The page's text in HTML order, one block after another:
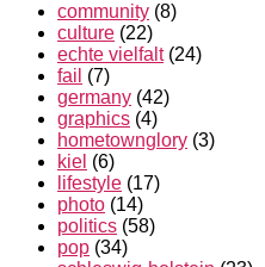
community (8)
culture (22)
echte vielfalt(24)
fail (7)
germany (42)
graphics (4)
hometownglory (3)
kiel (6)
lifestyle (17)
photo (14)
politics (58)
pop (34)